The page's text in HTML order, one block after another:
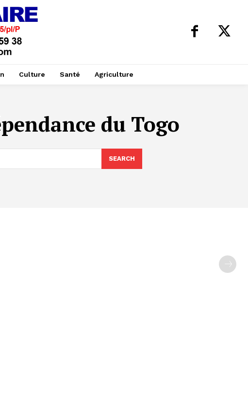
Culture Santé Agriculture
du Togo
SEARCH